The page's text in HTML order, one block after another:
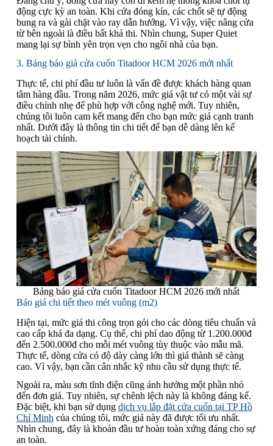
động cực kỳ an toàn. Khi cửa đóng kín, các chốt sẽ tự động
bung ra và gài chặt vào ray dẫn hướng. Vì vậy, việc nâng cửa
từ bên ngoài là điều bất khả thi. Nhìn chung, Super Quiet
mang lại sự bình yên trọn vẹn cho ngôi nhà của bạn.
3. Bảng báo giá cửa cuốn Titadoor HCM 2026 mới nhất
Thực tế, chi phí đầu tư luôn là vấn đề được khách hàng quan
tâm hàng đầu. Trong năm 2026, mức giá vật tư có một vài sự
điều chỉnh nhẹ để phù hợp với công nghệ mới. Tuy nhiên,
chúng tôi luôn cam kết mang đến cho bạn mức giá cạnh tranh
nhất. Dưới đây là thông tin chi tiết để bạn dễ dàng lên kế
hoạch tài chính.
Bảng báo giá cửa cuốn Titadoor HCM 2026 mới nhất
Báo giá chi tiết theo mét vuông (m2)
Hiện tại, mức giá thi công trọn gói cho các dòng tiêu chuẩn và
cao cấp khá đa dạng. Cụ thể, chi phí dao động từ 1.200.000đ
đến 2.500.000đ cho mỗi mét vuông tùy thuộc vào mẫu mã.
Thực tế, dòng cửa có độ dày càng lớn thì giá thành sẽ càng
cao. Vì vậy, bạn cần cân nhắc kỹ nhu cầu sử dụng thực tế.
Ngoài ra, màu sơn tĩnh điện cũng ảnh hưởng một phần nhỏ
đến đơn giá. Tuy nhiên, sự chênh lệch này là không đáng kể.
Đặc biệt, khi bạn sử dụng dịch vụ lắp đặt cửa cuốn tại TP Hồ
Chí Minh của chúng tôi, mức giá này đã được tối ưu nhất.
Nhìn chung, đây là khoản đầu tư hoàn toàn xứng đáng cho sự
an toàn.